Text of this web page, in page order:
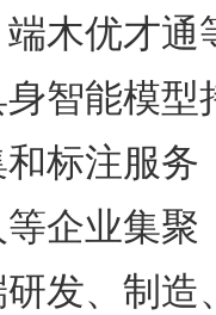
木优才通
智能模型
标注服务
企业集聚
发、制造